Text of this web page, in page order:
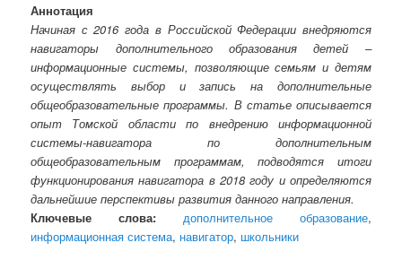
Аннотация
Начиная с 2016 года в Российской Федерации внедряются
навигаторы дополнительного образования детей –
информационные системы, позволяющие семьям и детям
осуществлять выбор и запись на дополнительные
общеобразовательные программы. В статье описывается
опыт Томской области по внедрению информационной
системы-навигатора по дополнительным
общеобразовательным программам, подводятся итоги
функционирования навигатора в 2018 году и определяются
дальнейшие перспективы развития данного направления.
Ключевые слова:
дополнительное образование,
информационная система, навигатор, школьники